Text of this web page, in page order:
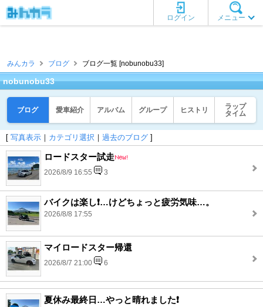
メニュー
ログイン
みんカラ ブログ ブログ一覧 [nobunobu33]
nobunobu33
ブログ 愛車紹介 アルバム グループ ヒストリ
ラップ
タイム
[ 写真表示 ｜ カテゴリ選択 ｜ 過去のブログ ]
ロードスター試走
2026/8/9 16:55 3
バイクは楽し❗️…けどちょっと疲労気味…。
2026/8/8 17:55
マイロードスター帰還
2026/8/7 21:00 6
夏休み最終日…やっと晴れました❗️